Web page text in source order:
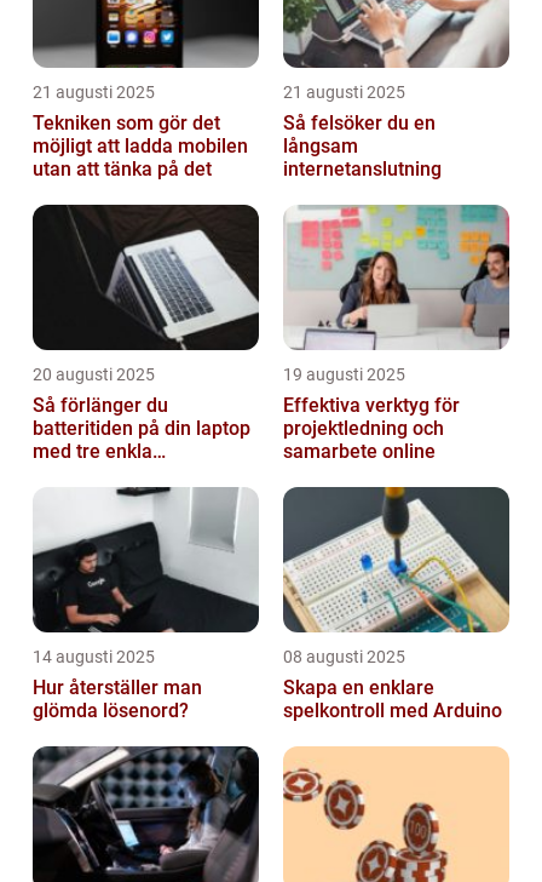
21 augusti 2025
Tekniken som gör det
möjligt att ladda mobilen
utan att tänka på det
21 augusti 2025
Så felsöker du en
långsam
internetanslutning
20 augusti 2025
Så förlänger du
batteritiden på din laptop
med tre enkla
19 augusti 2025
Effektiva verktyg för
projektledning och
samarbete online
14 augusti 2025
Hur återställer man
glömda lösenord?
08 augusti 2025
Skapa en enklare
spelkontroll med Arduino